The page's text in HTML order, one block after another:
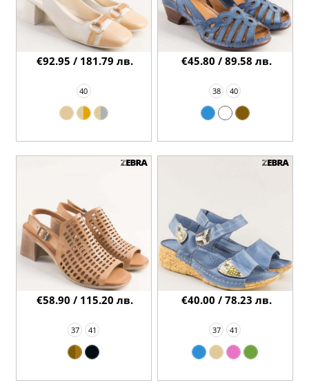
40
€92.95 / 181.79 лв.
38 40
€45.80 / 89.58 лв.
37 41
€58.90 / 115.20 лв.
37 41
€40.00 / 78.23 лв.